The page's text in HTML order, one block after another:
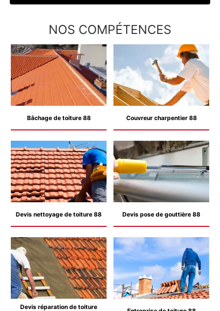
NOS COMPÉTENCES
Bâchage de toiture 88 Couvreur charpentier 88
Devis nettoyage de toiture 88 Devis pose de gouttière 88
Devis réparation de toiture